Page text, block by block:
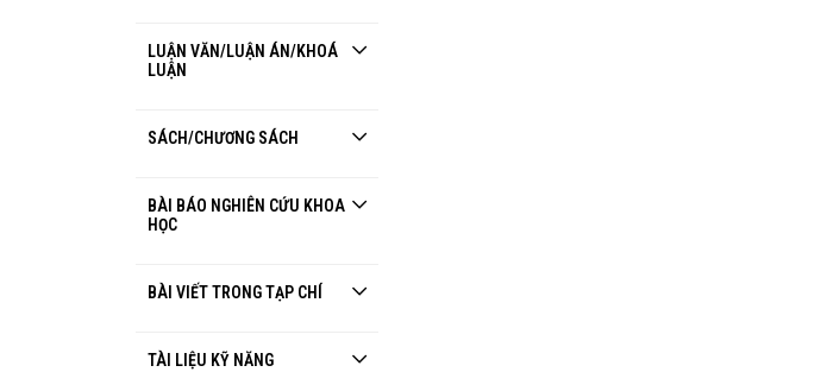
LUẬN VĂN/LUẬN ÁN/KHOÁ
LUẬN
SÁCH/CHƯƠNG SÁCH
BÀI BÁO NGHIÊN CỨU KHOA
HỌC
BÀI VIẾT TRONG TẠP CHÍ
TÀI LIỆU KỸ NĂNG